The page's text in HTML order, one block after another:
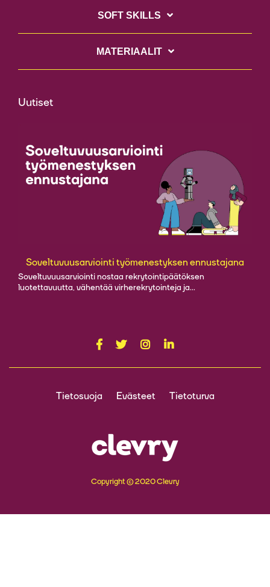
SOFT SKILLS
MATERIAALIT
Uutiset
Soveltuvuusarviointi työmenestyksen ennustajana
Soveltuvuusarviointi nostaa rekrytointipäätöksen
luotettavuutta, vähentää virherekrytointeja ja...
Copyright © 2020 Clevry
Tietosuoja Evästeet Tietoturva